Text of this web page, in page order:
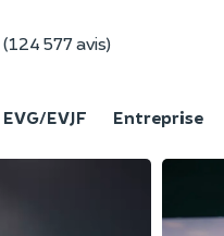
(124 577 avis)
EVG/EVJF Entreprise